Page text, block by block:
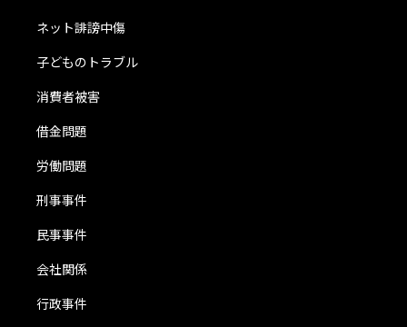
ネット誹謗中傷
子どものトラブル
消費者被害
借金問題
労働問題
刑事事件
民事事件
会社関係
行政事件